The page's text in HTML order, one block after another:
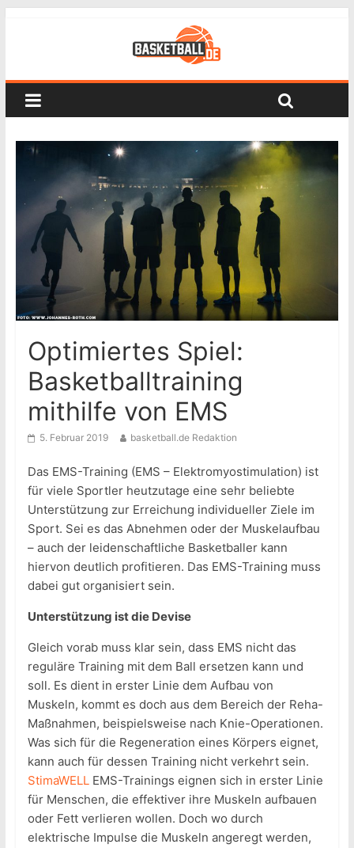
Optimiertes Spiel:
Basketballtraining
mithilfe von EMS
5. Februar 2019 basketball.de Redaktion
Das EMS-Training (EMS – Elektromyostimulation) ist
für viele Sportler heutzutage eine sehr beliebte
Unterstützung zur Erreichung individueller Ziele im
Sport. Sei es das Abnehmen oder der Muskelaufbau
– auch der leidenschaftliche Basketballer kann
hiervon deutlich profitieren. Das EMS-Training muss
dabei gut organisiert sein.
Unterstützung ist die Devise
Gleich vorab muss klar sein, dass EMS nicht das
reguläre Training mit dem Ball ersetzen kann und
soll. Es dient in erster Linie dem Aufbau von
Muskeln, kommt es doch aus dem Bereich der Reha-
Maßnahmen, beispielsweise nach Knie-Operationen.
Was sich für die Regeneration eines Körpers eignet,
kann auch für dessen Training nicht verkehrt sein.
StimaWELLEMS-Trainings eignen sich in erster Linie
für Menschen, die effektiver ihre Muskeln aufbauen
oder Fett verlieren wollen. Doch wo durch
elektrische Impulse die Muskeln angeregt werden,